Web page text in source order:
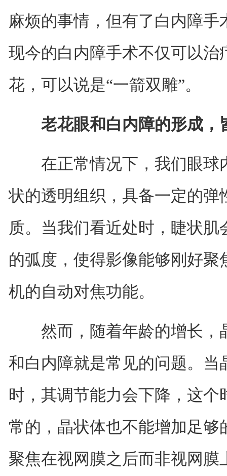
麻烦的事情，但有了白内障
现今的白内障手术不仅可以
花，可以说是“一箭双雕”。
老花眼和白内障的形成，
在正常情况下，我们眼球
状的透明组织，具备一定的
质。当我们看近处时，睫状
的弧度，使得影像能够刚好
机的自动对焦功能。
然而，随着年龄的增长，
和白内障就是常见的问题。当
时，其调节能力会下降，这
常的，晶状体也不能增加足
聚焦在视网膜之后而非视网